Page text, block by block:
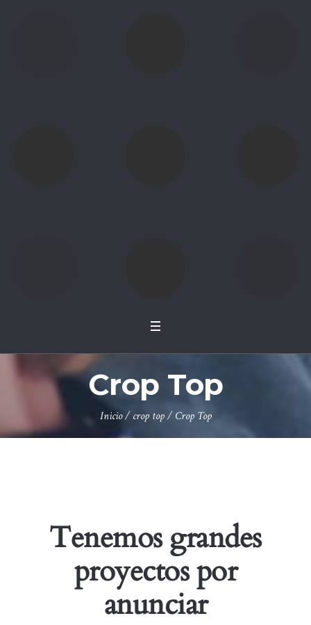
Crop Top
Inicio/crop top/ Crop Top
Tenemos grandes
proyectos por
anunciar